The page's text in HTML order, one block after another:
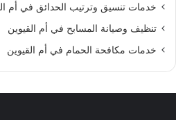
خدمات تنسيق وترتيب الحدائق في أم
تنظيف وصيانة المسابح في أم القيوين
خدمات مكافحة الحمام في أم القيوين